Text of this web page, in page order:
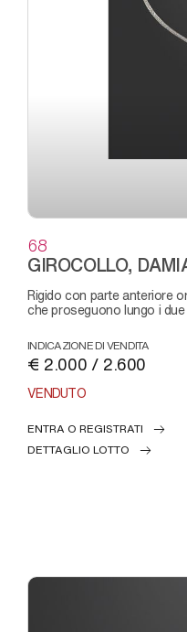
68
GIROCOLLO,
rigido con parte anteriore ornata da brillanti disposti in linea
che proseguono lungo i
INDICAZIONE DI VENDITA
€ 2.000 / 2.600
VENDUTO
ENTRA O REGISTRATI
DETTAGLIO LOTTO